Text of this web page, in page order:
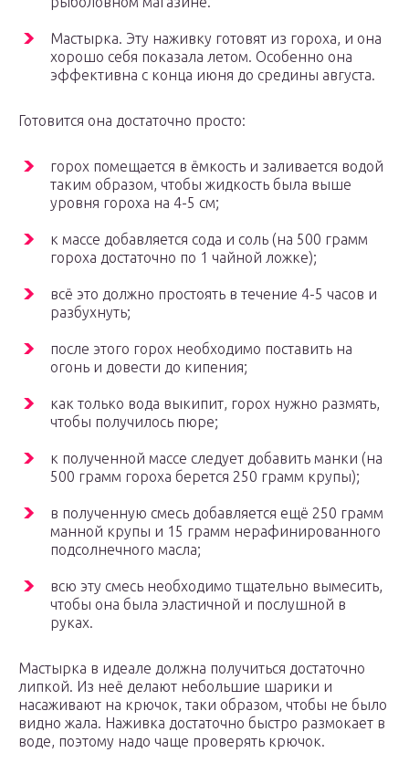
Мастырка. Эту наживку готовят из гороха, и она
хорошо себя показала летом. Особенно она
эффективна с конца июня до средины августа.
Готовится она достаточно просто:
горох помещается в ёмкость и заливается водой
таким образом, чтобы жидкость была выше
уровня гороха на 4-5 см;
к массе добавляется сода и соль (на 500 грамм
гороха достаточно по 1 чайной ложке);
всё это должно простоять в течение 4-5 часов и
разбухнуть;
после этого горох необходимо поставить на
огонь и довести до кипения;
как только вода выкипит, горох нужно размять,
чтобы получилось пюре;
к полученной массе следует добавить манки (на
500 грамм гороха берется 250 грамм крупы);
в полученную смесь добавляется ещё 250 грамм
манной крупы и 15 грамм нерафинированного
подсолнечного масла;
всю эту смесь необходимо тщательно вымесить,
чтобы она была эластичной и послушной в
руках.
Мастырка в идеале должна получиться достаточно
липкой. Из неё делают небольшие шарики и
насаживают на крючок, таки образом, чтобы не было
видно жала. Наживка достаточно быстро размокает в
воде, поэтому надо чаще проверять крючок.